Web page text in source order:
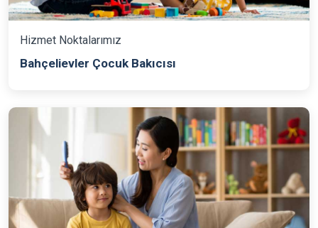
Hizmet Noktalarımız
Bahçelievler Çocuk Bakıcısı